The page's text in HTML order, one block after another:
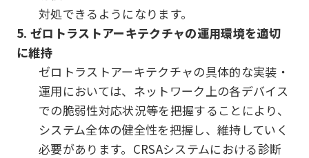
対処できるようになります。
5. ゼロトラストアーキテクチャの運用環境を適切
に維持
ゼロトラストアーキテクチャの具体的な実装・
運用においては、ネットワーク上の各デバイス
での脆弱性対応状況等を把握することにより、
システム全体の健全性を把握し、維持していく
必要があります。CRSAシステムにおける診断